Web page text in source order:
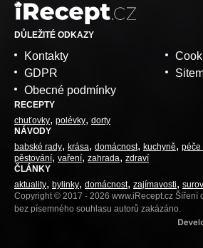
DŮLEŽITÉ ODKAZY
Kontakty
GDPR
Obecné podmínky
RECEPTY
chuťovky polévky dorty
NÁVODY
babské rady
krása domácnost kuchyně péče
pěstování vaření zahrada zdraví
ČLÁNKY
aktuality
bylinky domácnost zajímavosti
Copyright © 2017 - 2026 www.iRecept.cz Šíření
bez písemného souhlasu autorů zakázáno.